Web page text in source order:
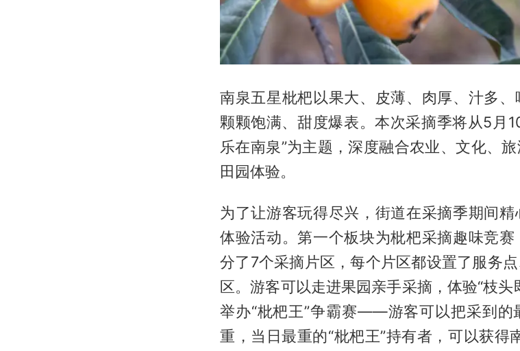
南泉五星枇杷以果大、皮薄、肉厚、汁多、
颗颗饱满、甜度爆表。本次采摘季将从5月
乐在南泉”为主题，深度融合农业、文化、
田园体验。
为了让游客玩得尽兴，街道在采摘季期间
体验活动。第一个板块为枇杷采摘趣味竞
分了7个采摘片区，每个片区都设置了服务
区。游客可以走进果园亲手采摘，体验“枝头
举办“枇杷王”争霸赛——游客可以把采到的
重，当日最重的“枇杷王”持有者，可以获得